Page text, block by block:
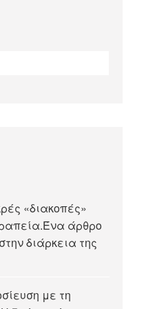
«διακοπές»
άρθρο
διάρκεια της
με τη